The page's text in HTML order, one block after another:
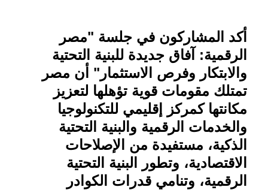
أكد المشاركون في جلسة "مصر
الرقمية: آفاق جديدة للبنية التحتية
والابتكار وفرص الاستثمار" أن مصر
تمتلك مقومات قوية تؤهلها لتعزيز
مكانتها كمركز إقليمي للتكنولوجيا
والخدمات الرقمية والبنية التحتية
الذكية، مستفيدة من الإصلاحات
الاقتصادية، وتطور البنية التحتية
الرقمية، وتنامي قدرات الكوادر